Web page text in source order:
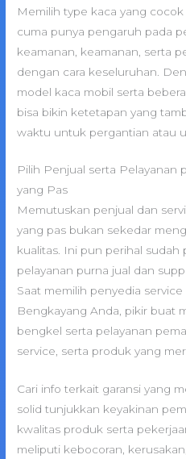
Memilih type kaca yang
cuma punya pengaruh pada
keamanan, keamanan, serta
dengan cara keseluruhan.
model kaca mobil serta
bisa bikin ketetapan yang
waktu untuk pergantian atau
Pilih Penjual serta Pelayanan
yang Pas
Memutuskan penjual dan
yang pas bukan sekedar
kualitas. Ini pun perihal sudah
pelayanan purna jual dan
Saat memilih penyedia
Bengkayang Anda, pikir buat
bengkel serta pelayanan
service, serta produk yang
Cari info terkait garansi yang
solid tunjukkan keyakinan
kwalitas produk serta
meliputi kebocoran,